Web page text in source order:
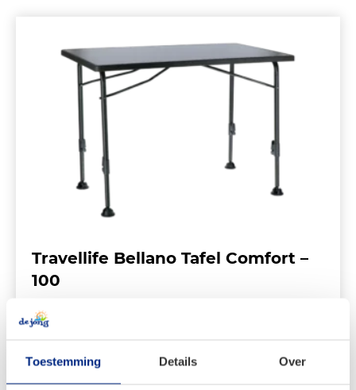
Toestemming Details Over
Travellife Bellano Tafel Comfort –
100
Oorspronkelijke
prijs
€99,99
Huidige
prijs